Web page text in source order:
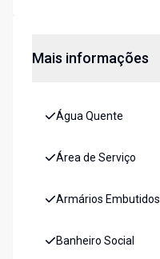
Mais informações
Água Quente
Área de Serviço
Armários Embutidos
Banheiro Social